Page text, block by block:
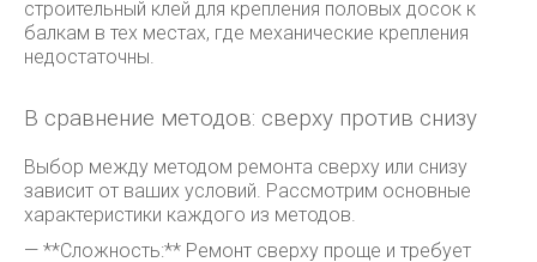
строительный клей для крепления половых досок к
балкам в тех местах, где механические крепления
недостаточны.
В сравнение методов: сверху против снизу
Выбор между методом ремонта сверху или снизу
зависит от ваших условий. Рассмотрим основные
характеристики каждого из методов.
— **Сложность:** Ремонт сверху проще и требует